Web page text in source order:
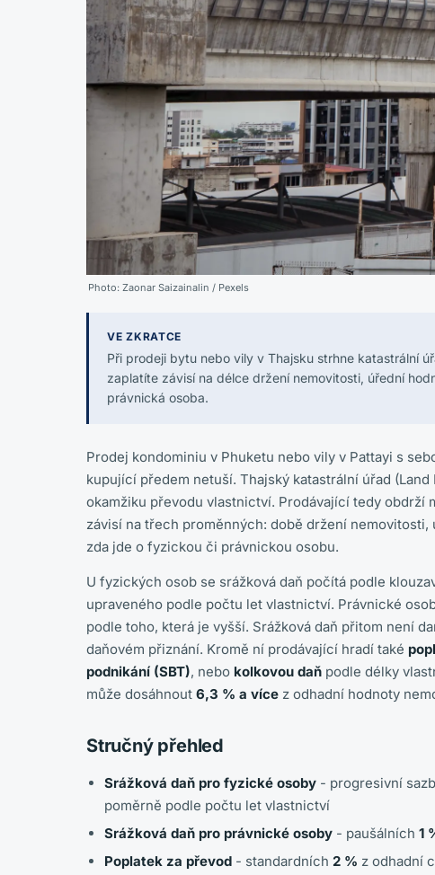
Photo: Zaonar Saizainalin / Pexels
VE ZKRATCE
Při prodeji bytu nebo vily v Thajsku strhne katastrální
zaplatíte závisí na délce držení nemovitosti, úřední
právnická osoba.
Prodej kondominiu v Phuketu nebo vily v Pattayi s
kupující předem netuší. Thajský katastrální úřad
okamžiku převodu vlastnictví. Prodávající tedy obdrží
závisí na třech proměnných: době držení
zda jde o fyzickou či právnickou osobu.
U fyzických osob se srážková daň počítá podle
upraveného podle počtu let vlastnictví. Právnické
podle toho, která je vyšší. Srážková daň přitom není
daňovém přiznání. Kromě ní prodávající hradí také
podnikání (SBT), nebo kolkovou daň podle délky
může dosáhnout 6,3 % a více z odhadní hodnoty
Stručný přehled
Srážková daň pro fyzické osoby - progresivní
poměrně podle počtu let vlastnictví
Srážková daň pro právnické osoby - paušálních 1
Poplatek za převod - standardních 2 % z odhadní